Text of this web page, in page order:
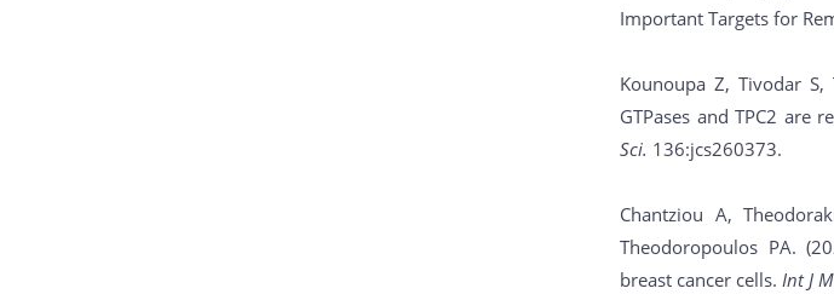
Important Targets for
Kounoupa Z, Tivodar S,
GTPases and TPC2
Sci. 136:jcs260373.
Chantziou A,
Theodoropoulos PA.
breast cancer cells.Int J